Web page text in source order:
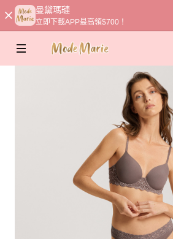
曼黛瑪璉
立即下載APP最高領$700！